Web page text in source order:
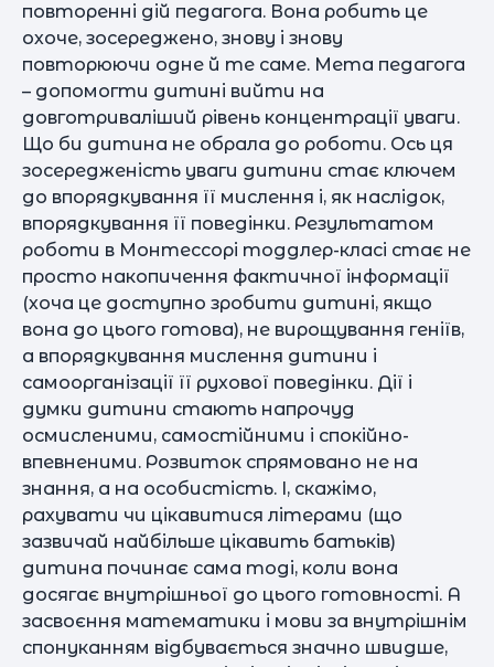
повторенні дій педагога. Вона робить це
охоче, зосереджено, знову і знову
повторюючи одне й те саме. Мета педагога
– допомогти дитині вийти на
довготриваліший рівень концентрації уваги.
Що би дитина не обрала до роботи. Ось ця
зосередженість уваги дитини стає ключем
до впорядкування її мислення і, як наслідок,
впорядкування її поведінки. Результатом
роботи в Монтессорі тоддлер-класі стає не
просто накопичення фактичної інформації
(хоча це доступно зробити дитині, якщо
вона до цього готова), не вирощування геніїв,
а впорядкування мислення дитини і
самоорганізації її рухової поведінки. Дії і
думки дитини стають напрочуд
осмисленими, самостійними і спокійно-
впевненими. Розвиток спрямовано не на
знання, а на особистість. І, скажімо,
рахувати чи цікавитися літерами (що
зазвичай найбільше цікавить батьків)
дитина починає сама тоді, коли вона
досягає внутрішньої до цього готовності. А
засвоєння математики і мови за внутрішнім
спонуканням відбувається значно швидше,